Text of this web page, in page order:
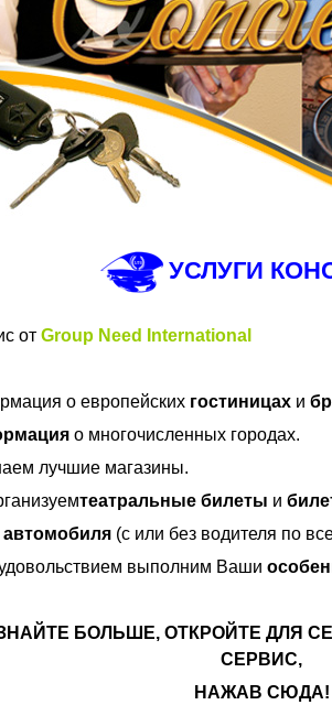
УСЛУГИ
от Group Need International
о европейских гостиницах и
о многочисленных городах.
лучшие магазины.
театральные билеты и
автомобиля (с или без водителя по
выполним Ваши
БОЛЬШЕ, ОТКРОЙТЕ ДЛЯ
СЕРВИС,
НАЖАВ СЮДА!